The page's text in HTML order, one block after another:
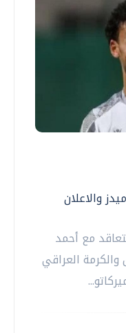
والاعلان
مع أحمد
والكرمة العراقي